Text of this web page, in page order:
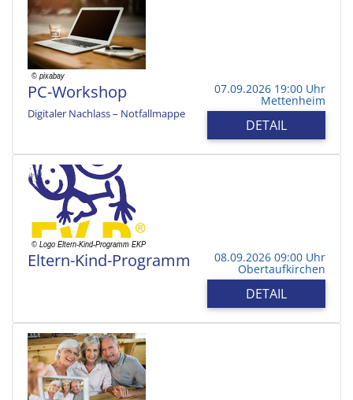
PC-Workshop
Digitaler Nachlass – Notfallmappe
07.09.2026 19:00 Uhr
Mettenheim
DETAIL
Eltern-Kind-Programm 08.09.2026 09:00 Uhr
Obertaufkirchen
DETAIL